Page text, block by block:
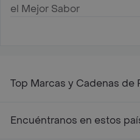
el Mejor Sabor
Top Marcas y Cadenas de
Encuéntranos en estos